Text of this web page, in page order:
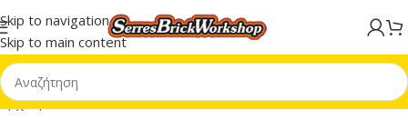
Skip to navigation
Skip to main content
Αρχική σελίδα/LEGO® Creator